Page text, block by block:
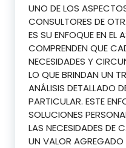
UNO DE LOS
CONSULTORES DE
ES SU ENFOQUE EN EL
COMPRENDEN QUE
NECESIDADES Y
LO QUE BRINDAN UN
ANÁLISIS DETALLADO
PARTICULAR. ESTE
SOLUCIONES
LAS NECESIDADES DE
UN VALOR